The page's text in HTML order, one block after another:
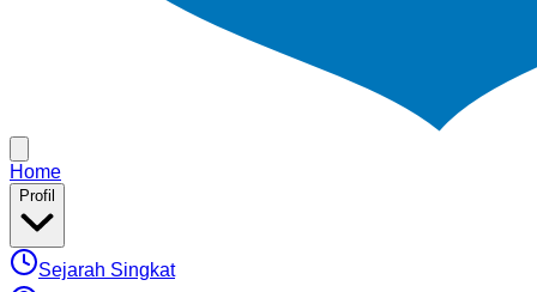
Home
Profil
Sejarah Singkat